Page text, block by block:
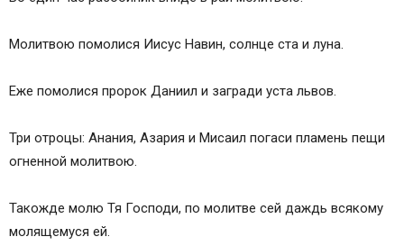
Молитвою помолися Иисус Навин, солнце ста и луна.
Еже помолися пророк Даниил и загради уста львов.
Три отроцы: Анания, Азария и Мисаил погаси пламень пещи
огненной молитвою.
Такожде молю Тя Господи, по молитве сей даждь всякому
молящемуся ей.